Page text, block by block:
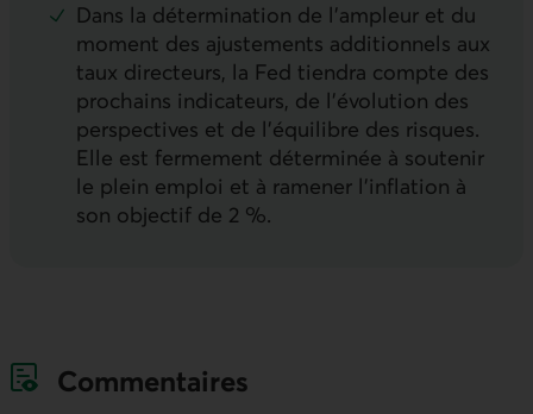
Dans la détermination de l’ampleur et du
moment des ajustements additionnels aux
taux directeurs, la Fed tiendra compte des
prochains indicateurs, de l’évolution des
perspectives et de l’équilibre des risques.
Elle est fermement déterminée à soutenir
le plein emploi et à ramener l’inflation à
son objectif de 2 %.
Commentaires